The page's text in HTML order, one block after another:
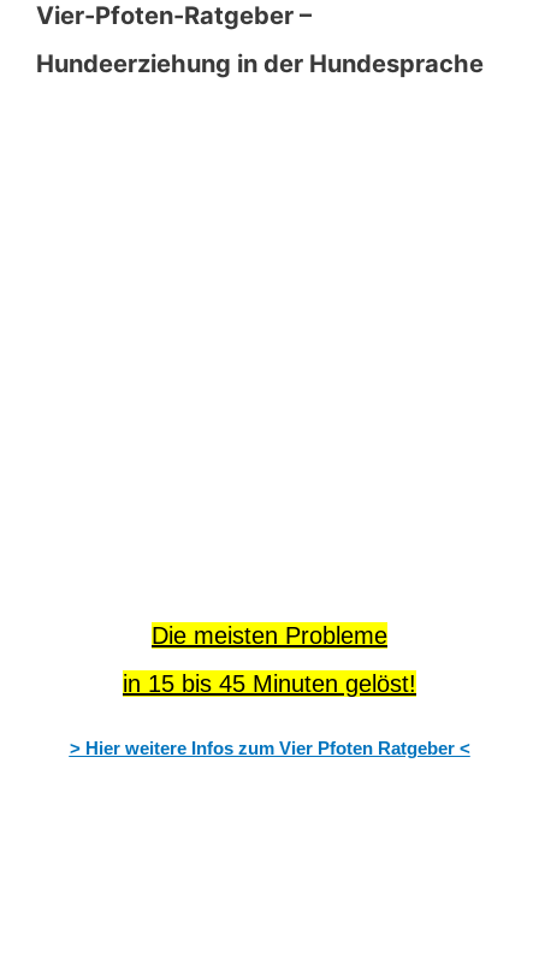
Vier-Pfoten-Ratgeber –
Hundeerziehung in der Hundesprache
Die meisten Probleme
in 15 bis 45 Minuten gelöst!
> Hier weitere Infos zum Vier Pfoten Ratgeber <